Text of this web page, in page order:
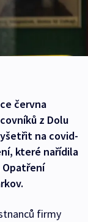
června
z Dolu
na covid-
které nařídila
Opatření
firmy